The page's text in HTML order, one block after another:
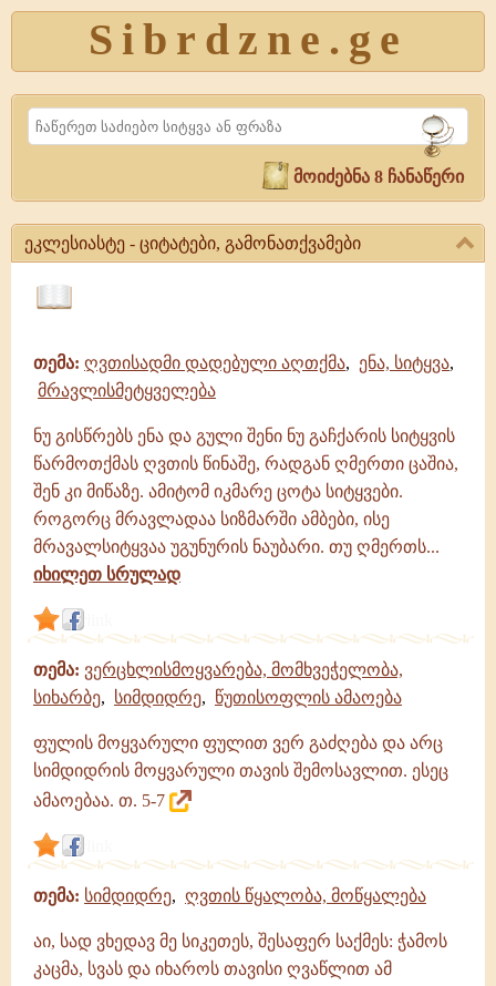
Sibrdzne.ge
Search
მოიძებნა 8 ჩანაწერი
ეკლესიასტე - ციტატები, გამონათქვამები
ეკლესიასტე
გამონათქვამები
ეკლესიასტე
ციტატები
გამონათქვამები
თემა: ღვთისადმი დადებული აღთქმა, ენა, სიტყვა,
მრავლისმეტყველება
ნუ გისწრებს ენა და გული შენი ნუ გაჩქარის სიტყვის
წარმოთქმას ღვთის წინაშე, რადგან ღმერთი ცაშია,
შენ კი მიწაზე. ამიტომ იკმარე ცოტა სიტყვები.
როგორც მრავლადაა სიზმარში ამბები, ისე
მრავალსიტყვაა უგუნურის ნაუბარი. თუ ღმერთს...
იხილეთ სრულად
თემა: ვერცხლისმოყვარება, მომხვეჭელობა,
სიხარბე, სიმდიდრე, წუთისოფლის ამაოება
ფულის მოყვარული ფულით ვერ გაძღება და არც
სიმდიდრის მოყვარული თავის შემოსავლით. ესეც
ამაოებაა. თ. 5-7
თემა: სიმდიდრე, ღვთის წყალობა, მოწყალება
აი, სად ვხედავ მე სიკეთეს, შესაფერ საქმეს: ჭამოს
კაცმა, სვას და იხაროს თავისი ღვაწლით ამ